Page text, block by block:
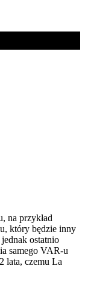
na przykład
który będzie inny
ostatnio
samego VAR-u
lata, czemu La